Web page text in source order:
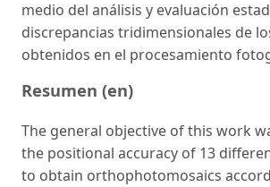
medio del análisis y evaluación
discrepancias tridimensionales de
obtenidos en el procesamiento
Resumen (en)
The general objective of this work
the positional accuracy of 13
to obtain orthophotomosaics